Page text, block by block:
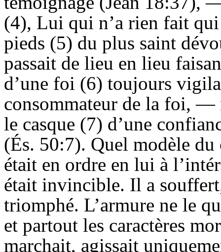
(4), Lui qui n’a rien fait
pieds (5) du plus saint
passait de lieu en lieu
d’une foi (6) toujours
consommateur de la foi, —
le casque (7) d’une
(És. 50:7). Quel modèle
était en ordre en lui à
était invincible. Il a
triomphé. L’armure ne le
et partout les caractères
marchait, agissait